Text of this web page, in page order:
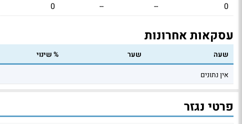
0
--
--
0
עסקאות אחרונות
שעה שער % שינוי
אין נתונים
פרטי נגזר